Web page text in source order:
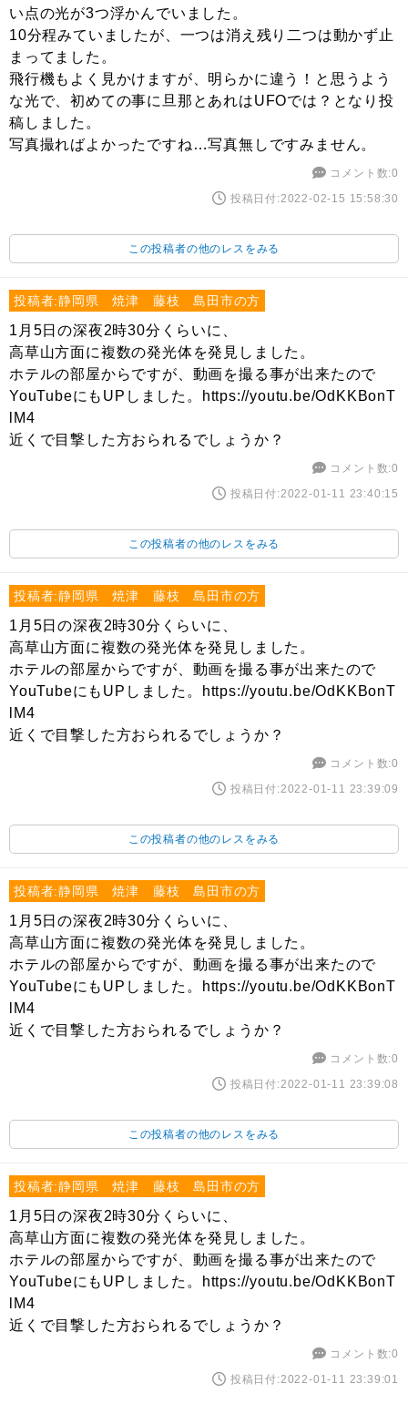
い点の光が3つ浮かんでいました。
10分程みていましたが、一つは消え残り二つは動かず止
まってました。
飛行機もよく見かけますが、明らかに違う！と思うよう
な光で、初めての事に旦那とあれはUFOでは？となり投
稿しました。
写真撮ればよかったですね…写真無しですみません。
コメント数:0
投稿日付:2022-02-15 15:58:30
この投稿者の他のレスをみる
投稿者:静岡県 焼津 藤枝 島田市の方
1月5日の深夜2時30分くらいに、
高草山方面に複数の発光体を発見しました。
ホテルの部屋からですが、動画を撮る事が出来たので
YouTubeにもUPしました。https://youtu.be/OdKKBonT
lM4
近くで目撃した方おられるでしょうか？
コメント数:0
投稿日付:2022-01-11 23:40:15
この投稿者の他のレスをみる
投稿者:静岡県 焼津 藤枝 島田市の方
1月5日の深夜2時30分くらいに、
高草山方面に複数の発光体を発見しました。
ホテルの部屋からですが、動画を撮る事が出来たので
YouTubeにもUPしました。https://youtu.be/OdKKBonT
lM4
近くで目撃した方おられるでしょうか？
コメント数:0
投稿日付:2022-01-11 23:39:09
この投稿者の他のレスをみる
投稿者:静岡県 焼津 藤枝 島田市の方
1月5日の深夜2時30分くらいに、
高草山方面に複数の発光体を発見しました。
ホテルの部屋からですが、動画を撮る事が出来たので
YouTubeにもUPしました。https://youtu.be/OdKKBonT
lM4
近くで目撃した方おられるでしょうか？
コメント数:0
投稿日付:2022-01-11 23:39:08
この投稿者の他のレスをみる
投稿者:静岡県 焼津 藤枝 島田市の方
1月5日の深夜2時30分くらいに、
高草山方面に複数の発光体を発見しました。
ホテルの部屋からですが、動画を撮る事が出来たので
YouTubeにもUPしました。https://youtu.be/OdKKBonT
lM4
近くで目撃した方おられるでしょうか？
コメント数:0
投稿日付:2022-01-11 23:39:01